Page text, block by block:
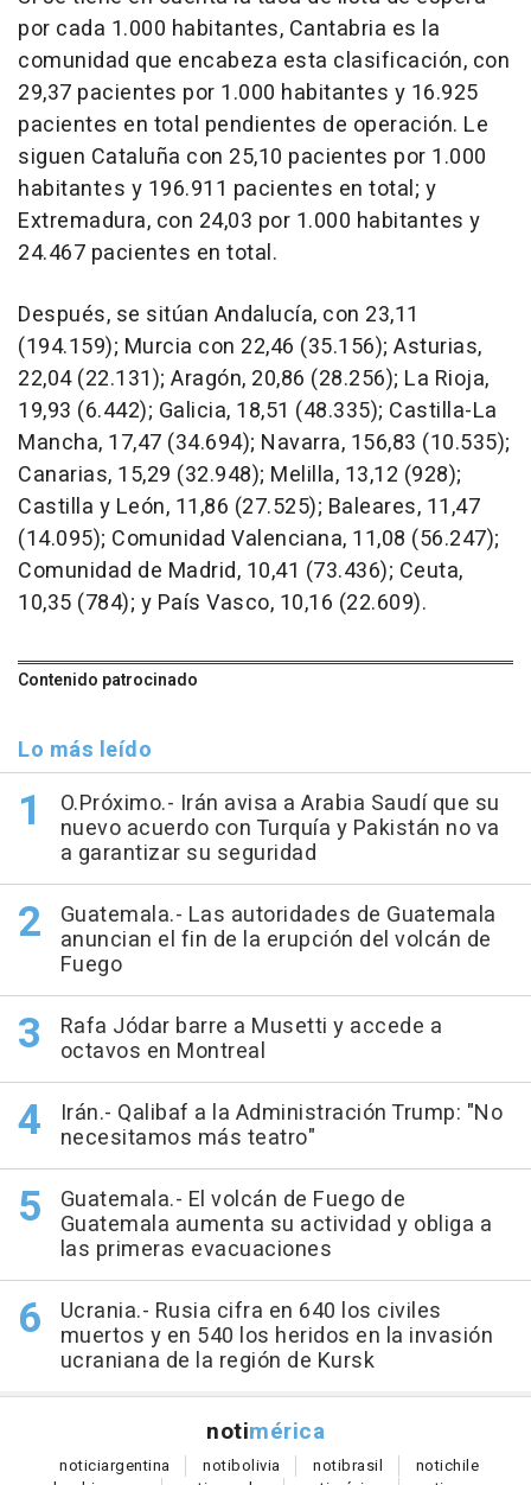
por cada 1.000 habitantes, Cantabria es la
comunidad que encabeza esta clasificación, con
29,37 pacientes por 1.000 habitantes y 16.925
pacientes en total pendientes de operación. Le
siguen Cataluña con 25,10 pacientes por 1.000
habitantes y 196.911 pacientes en total; y
Extremadura, con 24,03 por 1.000 habitantes y
24.467 pacientes en total.
Después, se sitúan Andalucía, con 23,11
(194.159); Murcia con 22,46 (35.156); Asturias,
22,04 (22.131); Aragón, 20,86 (28.256); La Rioja,
19,93 (6.442); Galicia, 18,51 (48.335); Castilla-La
Mancha, 17,47 (34.694); Navarra, 156,83 (10.535);
Canarias, 15,29 (32.948); Melilla, 13,12 (928);
Castilla y León, 11,86 (27.525); Baleares, 11,47
(14.095); Comunidad Valenciana, 11,08 (56.247);
Comunidad de Madrid, 10,41 (73.436); Ceuta,
10,35 (784); y País Vasco, 10,16 (22.609).
Contenido patrocinado
Lo más leído
O.Próximo.- Irán avisa a Arabia Saudí que su
nuevo acuerdo con Turquía y Pakistán no va
a garantizar su seguridad
Guatemala.- Las autoridades de Guatemala
anuncian el fin de la erupción del volcán de
Fuego
Rafa Jódar barre a Musetti y accede a
octavos en Montreal
Irán.- Qalibaf a la Administración Trump: "No
necesitamos más teatro"
Guatemala.- El volcán de Fuego de
Guatemala aumenta su actividad y obliga a
las primeras evacuaciones
Ucrania.- Rusia cifra en 640 los civiles
muertos y en 540 los heridos en la invasión
ucraniana de la región de Kursk
notimérica
noticiargentina notibolivia notibrasil notichile